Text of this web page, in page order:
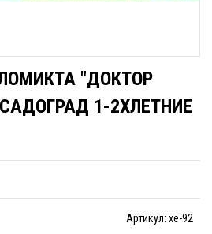
"ДОКТОР
1-2ХЛЕТНИЕ
Артикул: xe-92